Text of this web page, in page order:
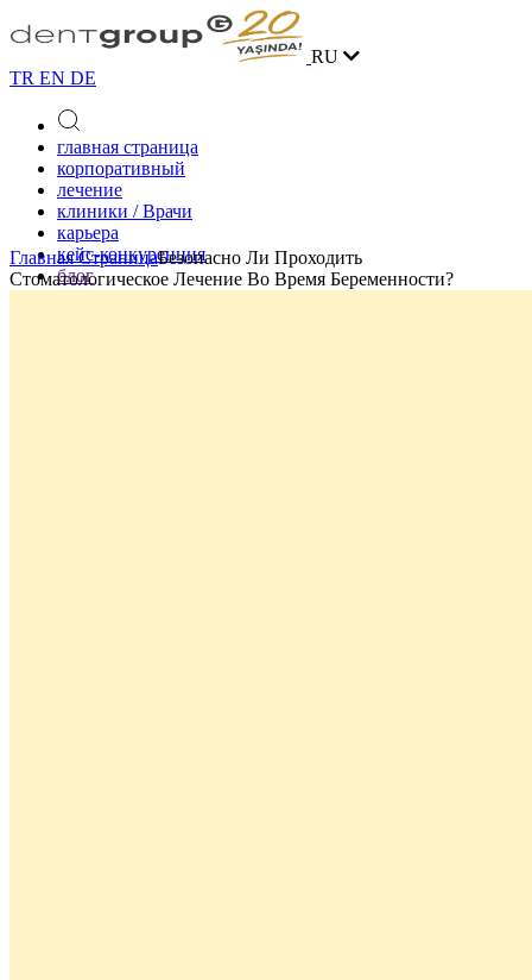
RU
TR EN DE
главная страница
корпоративный
лечение
клиники / Врачи
карьера
кейс-конкуренция
блог
контакт
Главная СтраницаБезопасно Ли Проходить
Стоматологическое Лечение Во Время Беременности?